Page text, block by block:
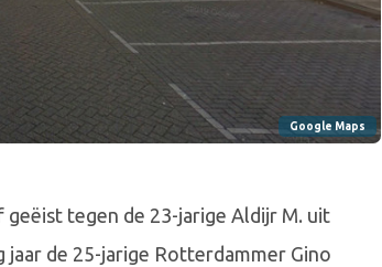
Google Maps
tegen de 23-jarige Aldijr M. uit
de 25-jarige Rotterdammer Gino